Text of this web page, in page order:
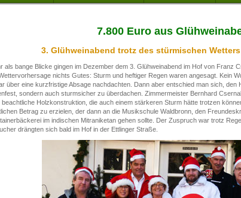
7.800 Euro aus
3. Glühweinabend trotz des stürmischen
als bange Blicke gingen im Dezember dem 3. Glühweinabend im Hof von Franz
nichts Gutes: Sturm und heftiger Regen waren angesagt. Kein
über eine kurzfristige Absage nachdachten. Dann aber entschied man sich, den
sondern auch sturmsicher zu überdachen. Zimmermeister Bernhard
beachtliche Holzkonstruktion, die auch einem stärkeren Sturm hätte trotzen
Betrag zu erzielen, der dann an die Musikschule Waldbronn, den
im indischen Mitraniketan gehen sollte. Der Zuspruch war trotz
drängten sich bald im Hof in der Ettlinger Straße.